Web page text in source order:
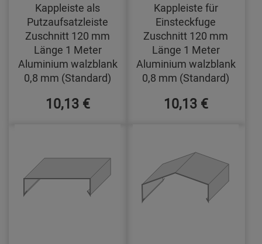
Kappleiste als
Putzaufsatzleiste
Zuschnitt 120 mm
Länge 1 Meter
Aluminium walzblank
0,8 mm (Standard)
10,13 €
Kappleiste für
Einsteckfuge
Zuschnitt 120 mm
Länge 1 Meter
Aluminium walzblank
0,8 mm (Standard)
10,13 €